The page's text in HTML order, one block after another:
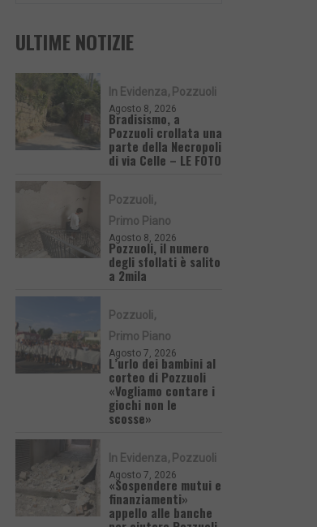
ULTIME NOTIZIE
In Evidenza Pozzuoli
Agosto 8, 2026
Bradisismo, a
Pozzuoli crollata una
parte della Necropoli
di via Celle – LE FOTO
Pozzuoli
Primo Piano
Agosto 8, 2026
Pozzuoli, il numero
degli sfollati è salito
a 2mila
Pozzuoli
Primo Piano
Agosto 7, 2026
L’urlo dei bambini al
corteo di Pozzuoli
«Vogliamo contare i
giochi non le
scosse»
In Evidenza Pozzuoli
Agosto 7, 2026
«Sospendere mutui e
finanziamenti»
appello alle banche